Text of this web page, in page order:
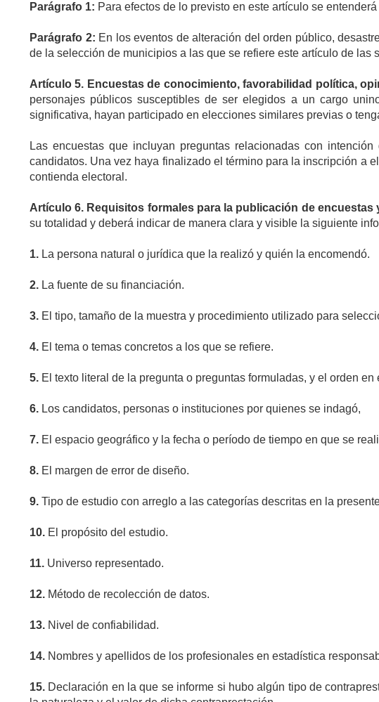
Parágrafo 1: Para efectos de lo previsto en este artículo se
Parágrafo 2: En los eventos de alteración del orden público,
de la selección de municipios a las que se refiere este artículo de las
Artículo 5. Encuestas de conocimiento, favorabilidad política,
personajes públicos susceptibles de ser elegidos a un cargo
significativa, hayan participado en elecciones similares previas o
Las encuestas que incluyan preguntas relacionadas con
candidatos. Una vez haya finalizado el término para la inscripción a
contienda electoral.
Artículo 6. Requisitos formales para la publicación de encuestas
su totalidad y deberá indicar de manera clara y visible la siguiente
1. La persona natural o jurídica que la realizó y quién la encomendó.
2. La fuente de su financiación.
3. El tipo, tamaño de la muestra y procedimiento utilizado para
4. El tema o temas concretos a los que se refiere.
5. El texto literal de la pregunta o preguntas formuladas, y el orden en
6. Los candidatos, personas o instituciones por quienes se indagó,
7. El espacio geográfico y la fecha o período de tiempo en que se
8. El margen de error de diseño.
9. Tipo de estudio con arreglo a las categorías descritas en la
10. El propósito del estudio.
11. Universo representado.
12. Método de recolección de datos.
13. Nivel de confiabilidad.
14. Nombres y apellidos de los profesionales en estadística
15. Declaración en la que se informe si hubo algún tipo de